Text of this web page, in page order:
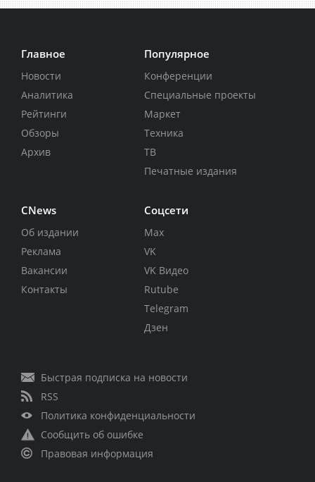
Главное
Новости
Аналитика
Рейтинги
Обзоры
Архив
Популярное
Конференции
Специальные проекты
Маркет
Техника
ТВ
Печатные издания
CNews
Об издании
Реклама
Вакансии
Контакты
Соцсети
Max
VK
VK Видео
Rutube
Telegram
Дзен
Быстрая подписка на новости
RSS
Политика конфиденциальности
Сообщить об ошибке
Правовая информация